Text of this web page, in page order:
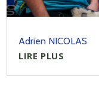
Adrien NICOLAS
LIRE PLUS